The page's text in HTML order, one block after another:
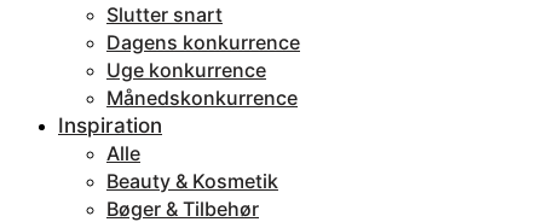
Slutter snart
Dagens konkurrence
Uge konkurrence
Månedskonkurrence
Inspiration
Alle
Beauty & Kosmetik
Bøger & Tilbehør